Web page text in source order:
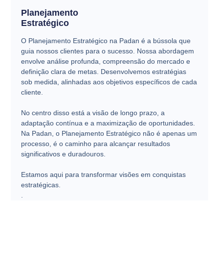
Planejamento
Estratégico
O Planejamento Estratégico na Padan é a bússola que
guia nossos clientes para o sucesso. Nossa abordagem
envolve análise profunda, compreensão do mercado e
definição clara de metas. Desenvolvemos estratégias
sob medida, alinhadas aos objetivos específicos de cada
cliente.
No centro disso está a visão de longo prazo, a
adaptação contínua e a maximização de oportunidades.
Na Padan, o Planejamento Estratégico não é apenas um
processo, é o caminho para alcançar resultados
significativos e duradouros.
Estamos aqui para transformar visões em conquistas
estratégicas.